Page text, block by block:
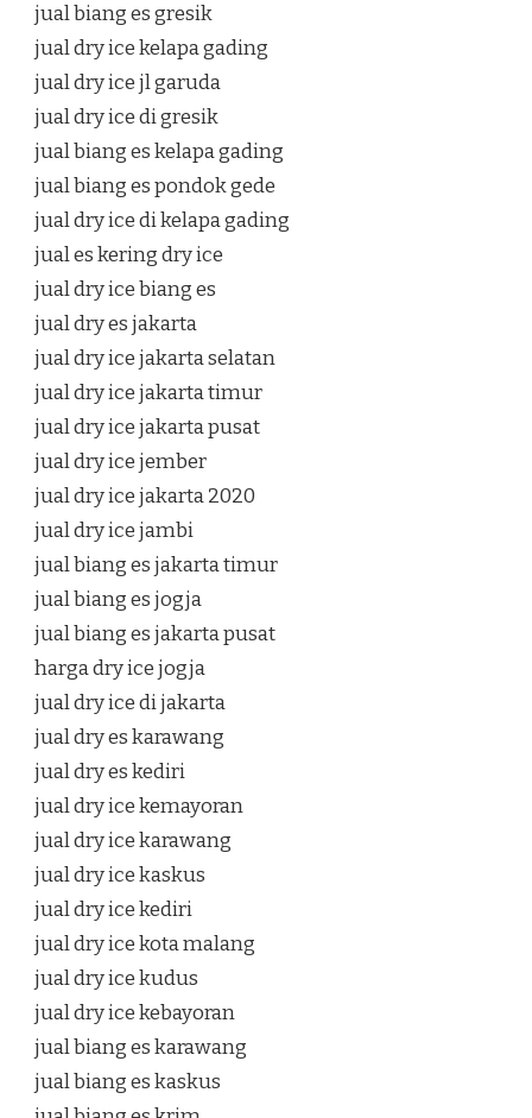
jual biang es gresik
jual dry ice kelapa gading
jual dry ice jl garuda
jual dry ice di gresik
jual biang es kelapa gading
jual biang es pondok gede
jual dry ice di kelapa gading
jual es kering dry ice
jual dry ice biang es
jual dry es jakarta
jual dry ice jakarta selatan
jual dry ice jakarta timur
jual dry ice jakarta pusat
jual dry ice jember
jual dry ice jakarta 2020
jual dry ice jambi
jual biang es jakarta timur
jual biang es jogja
jual biang es jakarta pusat
harga dry ice jogja
jual dry ice di jakarta
jual dry es karawang
jual dry es kediri
jual dry ice kemayoran
jual dry ice karawang
jual dry ice kaskus
jual dry ice kediri
jual dry ice kota malang
jual dry ice kudus
jual dry ice kebayoran
jual biang es karawang
jual biang es kaskus